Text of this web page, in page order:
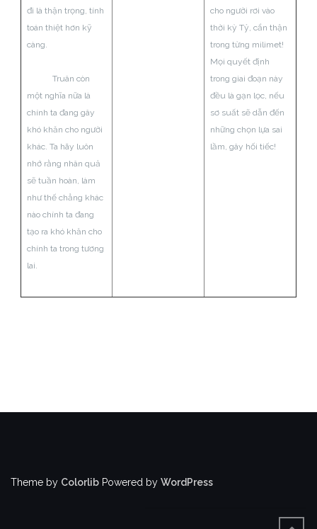
đi là thận trọng, tính
toán thiệt hơn kỹ
càng.
Truân còn
một nghĩa nữa là
chính ta đang gây
khó khăn cho người
khác. Ta hãy luôn
nhớ rằng nhân quả
sẽ tuần hoàn, làm
như thế chẳng khác
nào chính ta đang
tạo ra khó khăn cho
chính ta trong tương
lai.
cho người rơi vào
thời kỳ Tỷ, cẩn thận
trong từng milimet!
Mọi quyết định
trong giai đoạn này
đều là gạn lọc, nếu
sơ suất sẽ dẫn đến
những chọn lựa sai
lầm, gây hối tiếc!
Theme by Colorlib Powered by WordPress